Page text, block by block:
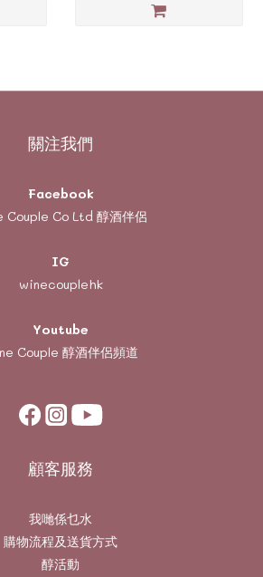
關注我們
Facebook
Couple Co Ltd 醇酒伴侶
IG
winecouplehk
Youtube
Couple 醇酒伴侶頻道
顧客服務
我哋係乜水
購物流程及送貨方式
醇活動